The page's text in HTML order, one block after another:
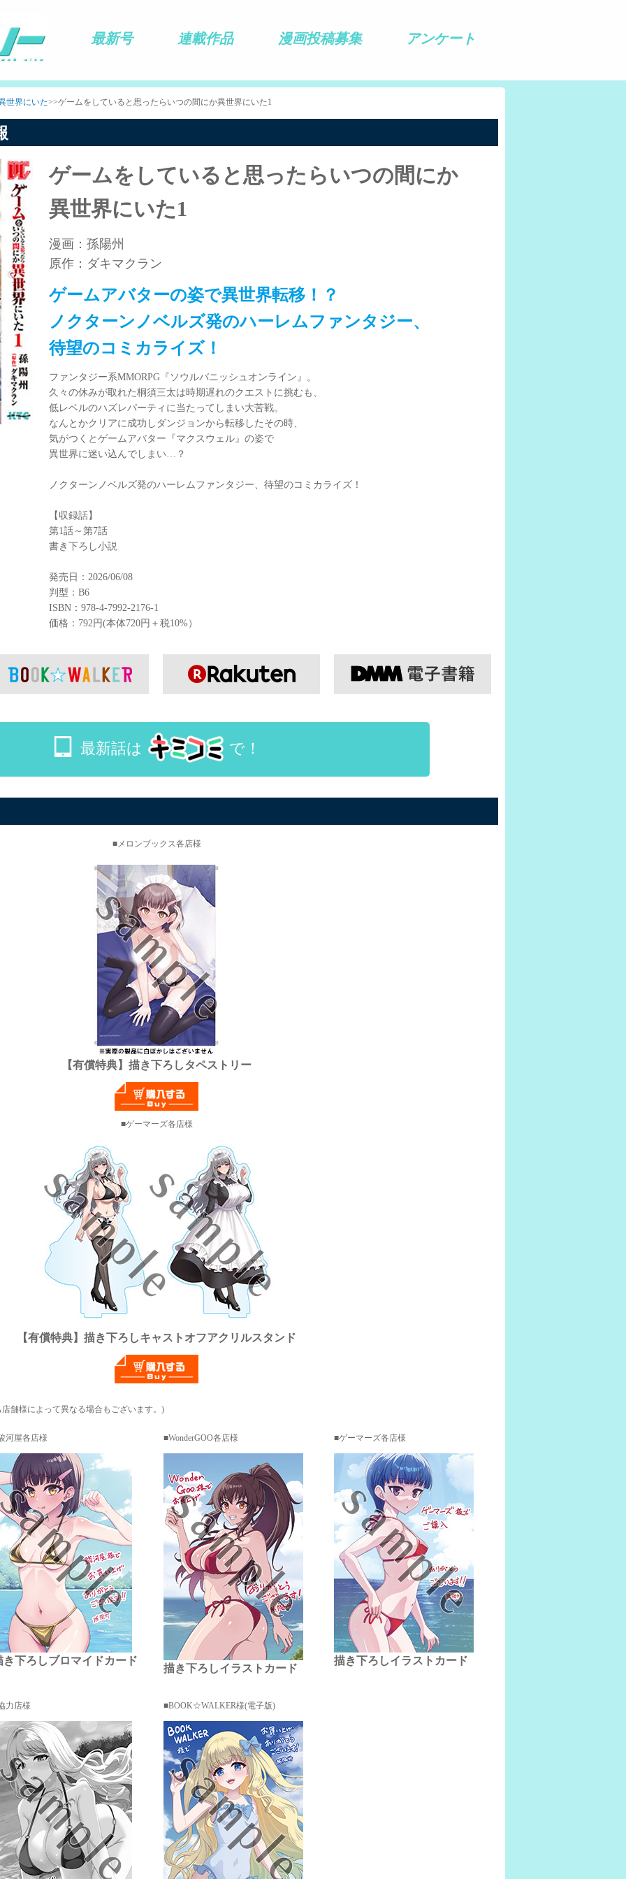
最新号 連載作品 漫画投稿募集 アンケート
世界にいた>>ゲームをしていると思ったらいつの間にか異世界にいた1
ゲームをしていると思ったらいつの間にか
異世界にいた1
漫画：孫陽州
原作：ダキマクラン
ゲームアバターの姿で異世界転移！？
ノクターンノベルズ発のハーレムファンタジー、
待望のコミカライズ！
ファンタジー系MMORPG『ソウルバニッシュオンライン』。
久々の休みが取れた桐須三太は時期遅れのクエストに挑むも、
低レベルのハズレパーティに当たってしまい大苦戦。
なんとかクリアに成功しダンジョンから転移したその時、
気がつくとゲームアバター『マクスウェル』の姿で
異世界に迷い込んでしまい…？
ノクターンノベルズ発のハーレムファンタジー、待望のコミカライズ！
【収録話】
第1話～第7話
書き下ろし小説
発売日：2026/06/08
判型：B6
ISBN：978-4-7992-2176-1
価格：792円(本体720円＋税10%）
最新話は で！
メロンブックス各店様
【有償特典】描き下ろしタペストリー
ゲーマーズ各店様
【有償特典】描き下ろしキャストオフアクリルスタンド
舗様によって異なる場合もございます。)
河屋各店様
き下ろしブロマイドカード
WonderGOO各店様
描き下ろしイラストカード
ゲーマーズ各店様
描き下ろしイラストカード
力店様 BOOK☆WALKER様(電子版)